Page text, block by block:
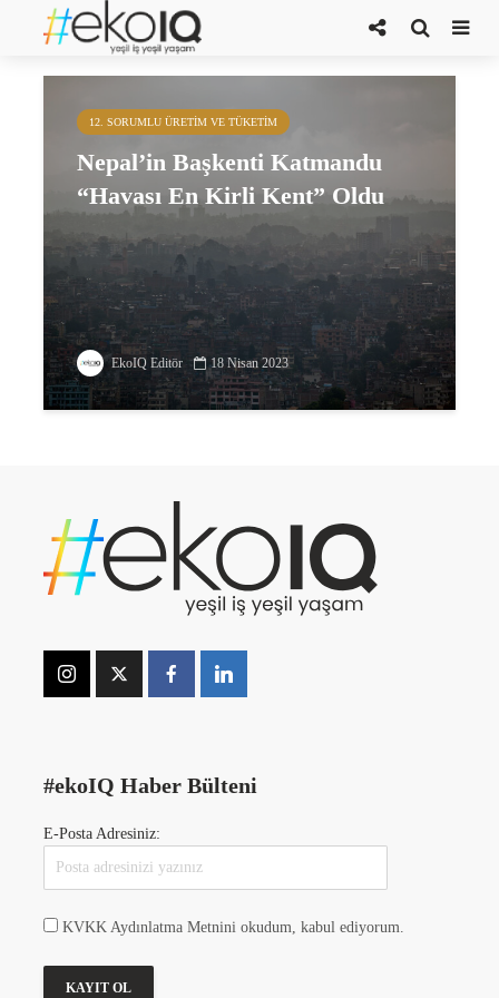
Katmandu
12. SORUMLU ÜRETIM VE TÜKETIM
Nepal’in Başkenti Katmandu
“Havası En Kirli Kent” Oldu
EkoIQ Editör 18 Nisan 2023
#ekoIQ Haber Bülteni
E-Posta Adresiniz:
KVKK Aydınlatma Metnini okudum, kabul ediyorum.